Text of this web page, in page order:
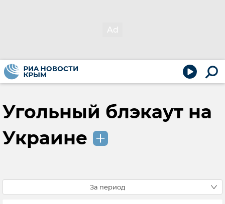
Угольный блэкаут на
Украине
За период